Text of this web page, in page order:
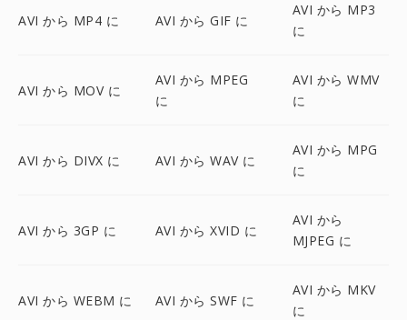
AVI から MP4 に AVI から GIF に
AVI から MP3
に
AVI から MOV に
AVI から MPEG
に
AVI から WMV
に
AVI から DIVX に AVI から WAV に
AVI から MPG
に
AVI から 3GP に AVI から XVID に
AVI から
MJPEG に
AVI から WEBM に AVI から SWF に
AVI から MKV
に